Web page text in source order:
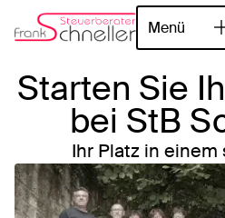
Menü
Schließen
Starten Sie
bei StB
Ihr Platz in einem